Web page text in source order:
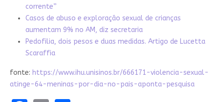
corrente”
Casos de abuso e exploração sexual de crianças
aumentam 9% no AM, diz secretaria
Pedofilia, dois pesos e duas medidas. Artigo de Lucetta
Scaraffia
fonte: https://www.ihu.unisinos.br/666171-violencia-sexual-
atinge-64-meninas-por-dia-no-pais-aponta-pesquisa